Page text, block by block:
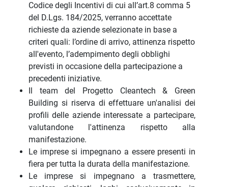
Codice degli Incentivi di cui all’art.8 comma 5
del D.Lgs. 184/2025, verranno accettate
richieste da aziende selezionate in base a
criteri quali: l’ordine di arrivo, attinenza rispetto
all'evento, l’adempimento degli obblighi
previsti in occasione della partecipazione a
precedenti iniziative.
Il team del Progetto Cleantech & Green
Building si riserva di effettuare un'analisi dei
profili delle aziende interessate a partecipare,
valutandone l'attinenza rispetto alla
manifestazione.
Le imprese si impegnano a essere presenti in
fiera per tutta la durata della manifestazione.
Le imprese si impegnano a trasmettere,